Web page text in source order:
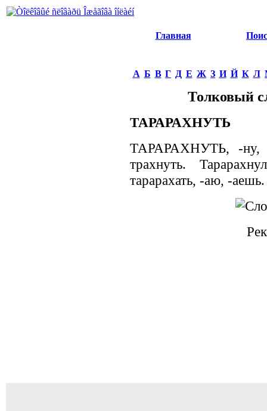
Главная
А Б В Г Д Е Ж З И Й К Л
Толковый
ТАРАРАХНУТЬ
ТАРАРАХНУТЬ, -ну,
трахнуть.
тарарахать, -аю, -аешь.